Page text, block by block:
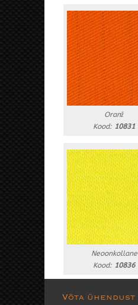
Oranž
Kood: 10831
Neoonkollane
Kood: 10836
Võta ühendust